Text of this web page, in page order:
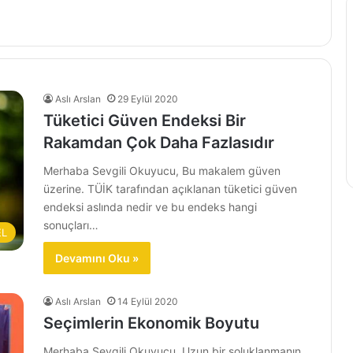
Aslı Arslan 29 Eylül 2020
Tüketici Güven Endeksi Bir
Rakamdan Çok Daha Fazlasıdır
Merhaba Sevgili Okuyucu, Bu makalem güven
üzerine. TÜİK tarafından açıklanan tüketici güven
endeksi aslında nedir ve bu endeks hangi
sonuçları…
Devamını Oku »
Aslı Arslan 14 Eylül 2020
Seçimlerin Ekonomik Boyutu